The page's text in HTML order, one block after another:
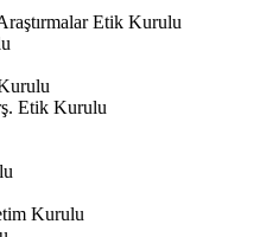
Etik Kurulu
Etik Kurulu
Kurulu